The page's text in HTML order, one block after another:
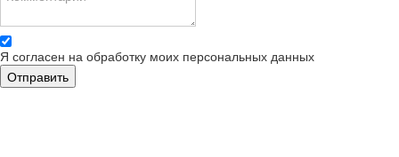
Я согласен на обработку моих персональных данных